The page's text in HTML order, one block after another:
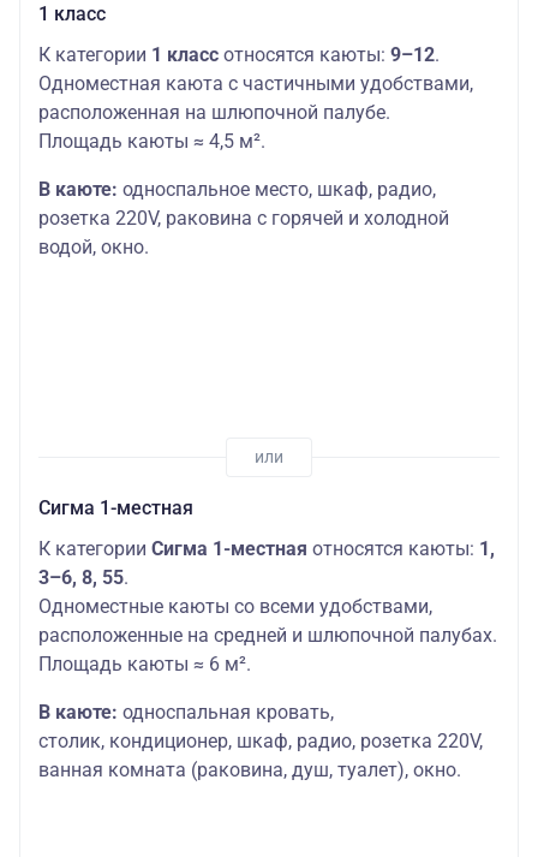
1 класс
К категории 1 класс относятся каюты: 9–12.
Одноместная каюта с частичными удобствами,
расположенная на шлюпочной палубе.
Площадь каюты ≈ 4,5 м².
В каюте: односпальное место, шкаф, радио,
розетка 220V, раковина с горячей и холодной
водой, окно.
Сигма 1-местная
К категории Сигма 1-местная относятся каюты: 1,
3–6, 8, 55.
Одноместные каюты со всеми удобствами,
расположенные на средней и шлюпочной палубах.
Площадь каюты ≈ 6 м².
В каюте: односпальная кровать,
столик, кондиционер, шкаф, радио, розетка 220V,
ванная комната (раковина, душ, туалет), окно.